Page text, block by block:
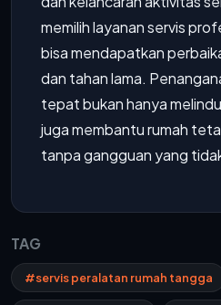
memilih layanan servis
bisa mendapatkan
dan tahan lama.
tepat bukan hanya
juga membantu rumah
tanpa gangguan yang
TAG
#servis peralatan rumah tangga